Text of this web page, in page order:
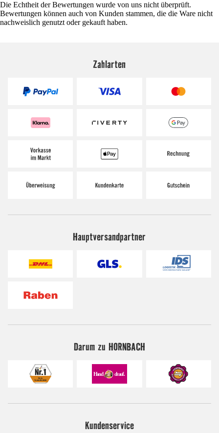
Die Echtheit der Bewertungen wurde von uns nicht überprüft.
Bewertungen können auch von Kunden stammen, die die Ware nicht
nachweislich genutzt oder gekauft haben.
Zahlarten
Hauptversandpartner
Darum zu HORNBACH
Kundenservice